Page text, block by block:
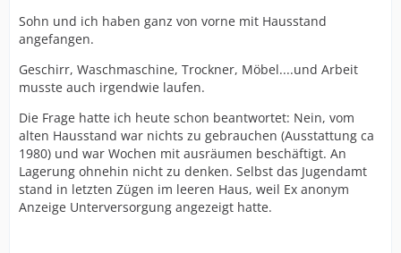
Sohn und ich haben ganz von vorne mit Hausstand
angefangen.
Geschirr, Waschmaschine, Trockner, Möbel....und Arbeit
musste auch irgendwie laufen.
Die Frage hatte ich heute schon beantwortet: Nein, vom
alten Hausstand war nichts zu gebrauchen (Ausstattung ca
1980) und war Wochen mit ausräumen beschäftigt. An
Lagerung ohnehin nicht zu denken. Selbst das Jugendamt
stand in letzten Zügen im leeren Haus, weil Ex anonym
Anzeige Unterversorgung angezeigt hatte.